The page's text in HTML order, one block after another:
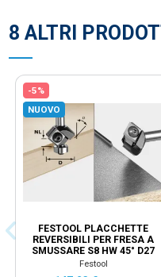
8 ALTRI
-5%
NUOVO
FESTOOL PLACCHETTE
REVERSIBILI PER FRESA A
SMUSSARE S8 HW 45° D27
12X12 KL - 499807
Festool